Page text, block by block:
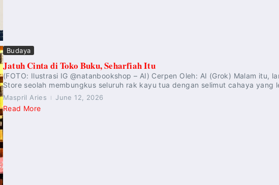
Budaya
Jatuh Cinta di Toko Buku, Seharfiah Itu
(FOTO: Ilustrasi IG @natanbookshop – AI) Cerpen Oleh: AI (Grok) Malam itu,
Store seolah membungkus seluruh rak kayu tua dengan selimut cahaya yang
Maspril Aries June 12, 2026
Read More